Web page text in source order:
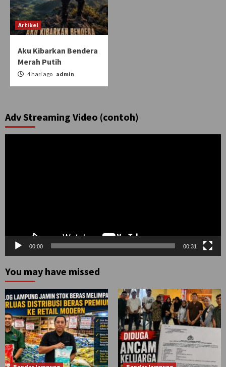
Artikel
Aku Kibarkan Bendera
Merah Putih
4 hari ago admin
Adv Streaming Video (contoh)
00:00 00:31
You may have missed